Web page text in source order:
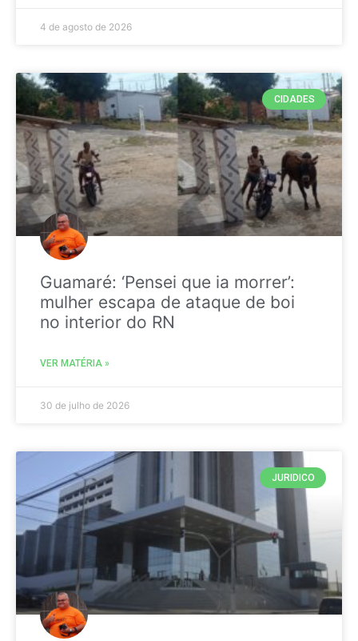
4 de agosto de 2026
CIDADES
Guamaré: ‘Pensei que ia morrer’:
mulher escapa de ataque de boi
no interior do RN
VER MATÉRIA »
30 de julho de 2026
JURIDICO